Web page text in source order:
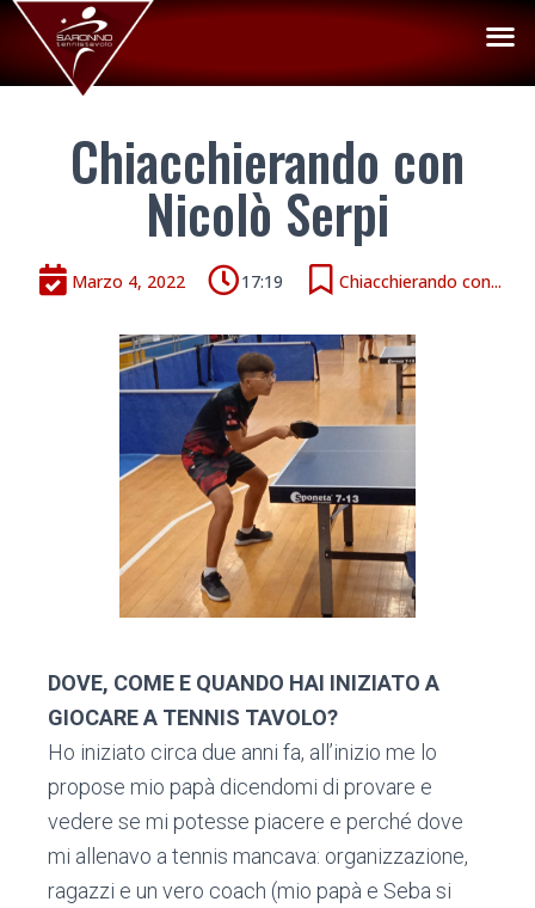
Chiacchierando con
Nicolò Serpi
Marzo 4, 2022 17:19 Chiacchierando con...
DOVE, COME E QUANDO HAI INIZIATO A
GIOCARE A TENNIS TAVOLO?
Ho iniziato circa due anni fa, all’inizio me lo
propose mio papà dicendomi di provare e
vedere se mi potesse piacere e perché dove
mi allenavo a tennis mancava: organizzazione,
ragazzi e un vero coach (mio papà e Seba si